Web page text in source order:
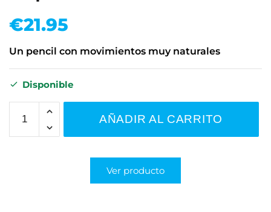
€21.95
Un pencil con movimientos muy naturales
Disponible
AÑADIR AL CARRITO
Ver producto